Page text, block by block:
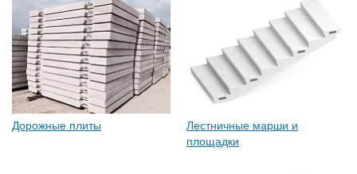
Дорожные плиты
Лестничные марши и
площадки